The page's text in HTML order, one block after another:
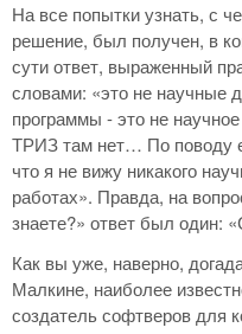
На все попытки узнать, с
решение, был получен, в
сути ответ, выраженный
словами: «это не научные
программы - это не
ТРИЗ там нет… По поводу
что я не вижу никакого
работах». Правда, на
знаете?» ответ был один:
Как вы уже, наверно,
Малкине, наиболее
создатель софтверов для